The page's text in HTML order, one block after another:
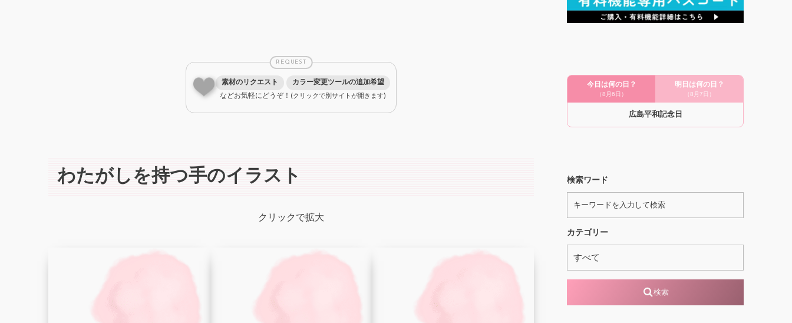
REQUEST
素材のリクエスト
カラー変更ツールの追加希望
などお気軽にどうぞ！ (クリックで別サイトが開きます)
わたがしを持つ手のイラスト
クリックで拡大
今日は何の日？
（8月6日）
明日は何の日？
（8月7日）
広島平和記念日
検索ワード
カテゴリー
検索